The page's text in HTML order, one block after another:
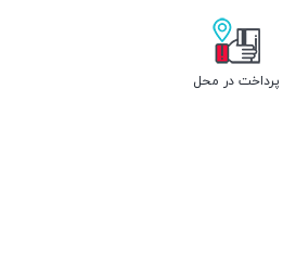
پرداخت در محل